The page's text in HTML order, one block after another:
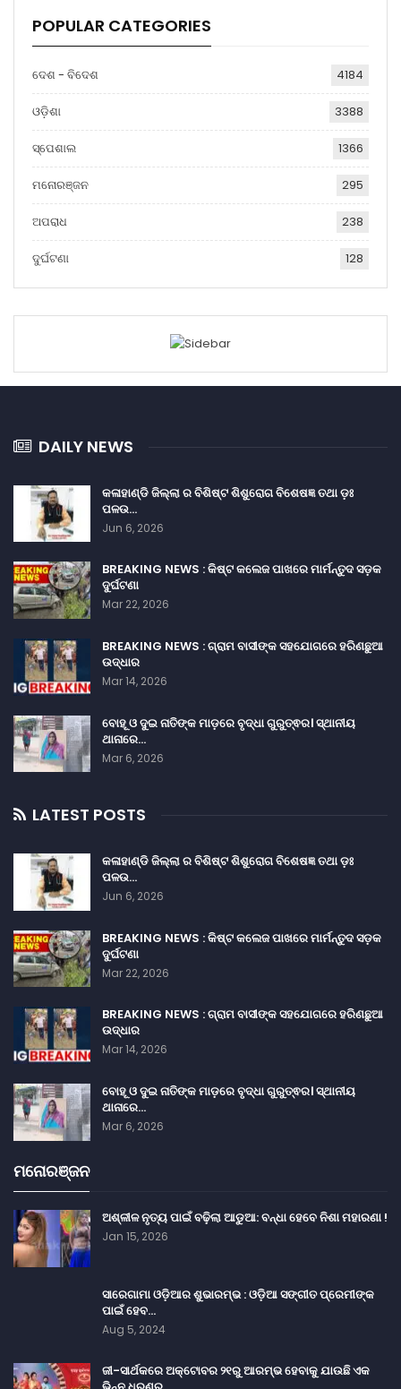
POPULAR CATEGORIES
ଦେଶ - ବିଦେଶ 4184
ଓଡ଼ିଶା 3388
ସ୍ପେଶାଲ 1366
ମନୋରଞ୍ଜନ 295
ଅପରାଧ 238
ଦୁର୍ଘଟଣା 128
DAILY NEWS
କଳାହାଣ୍ଡି ଜିଲ୍ଲା ର ବିଶିଷ୍ଟ ଶିଶୁରୋଗ ବିଶେଷଜ୍ଞ ତଥା ଡ଼ଃ
ପଳଉ…
Jun 6, 2026
BREAKING NEWS : କିଷ୍ଟ କଲେଜ ପାଖରେ ମାର୍ମନ୍ତୁଦ ସଡ଼କ
ଦୁର୍ଘଟଣା
Mar 22, 2026
BREAKING NEWS : ଗ୍ରାମ ବାସୀଙ୍କ ସହଯୋଗରେ ହରିଣଛୁଆ
ଉଦ୍ଧାର
Mar 14, 2026
ବୋହୂ ଓ ଦୁଇ ନାତିଙ୍କ ମାଡ଼ରେ ବୃଦ୍ଧା ଗୁରୁତ୍ଵର। ସ୍ଥାନୀୟ
ଥାନାରେ…
Mar 6, 2026
LATEST POSTS
କଳାହାଣ୍ଡି ଜିଲ୍ଲା ର ବିଶିଷ୍ଟ ଶିଶୁରୋଗ ବିଶେଷଜ୍ଞ ତଥା ଡ଼ଃ
ପଳଉ…
Jun 6, 2026
BREAKING NEWS : କିଷ୍ଟ କଲେଜ ପାଖରେ ମାର୍ମନ୍ତୁଦ ସଡ଼କ
ଦୁର୍ଘଟଣା
Mar 22, 2026
BREAKING NEWS : ଗ୍ରାମ ବାସୀଙ୍କ ସହଯୋଗରେ ହରିଣଛୁଆ
ଉଦ୍ଧାର
Mar 14, 2026
ବୋହୂ ଓ ଦୁଇ ନାତିଙ୍କ ମାଡ଼ରେ ବୃଦ୍ଧା ଗୁରୁତ୍ଵର। ସ୍ଥାନୀୟ
ଥାନାରେ…
Mar 6, 2026
ମନୋରଞ୍ଜନ
ଅଶ୍ଳୀଳ ନୃତ୍ୟ ପାଇଁ ବଢ଼ିଲା ଆଡୁଆ: ବନ୍ଧା ହେବେ ନିଶା ମହାରଣା !
Jan 15, 2026
ସାରେଗାମା ଓଡ଼ିଆର ଶୁଭାରମ୍ଭ : ଓଡ଼ିଆ ସଙ୍ଗୀତ ପ୍ରେମୀଙ୍କ
ପାଇଁ ହେବ…
Aug 5, 2024
ଜୀ-ସାର୍ଥକରେ ଅକ୍ଟୋବର ୨୧ରୁ ଆରମ୍ଭ ହେବାକୁ ଯାଉଛି ଏକ